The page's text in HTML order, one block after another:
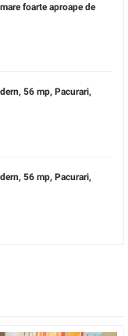
foarte aproape de
56 mp, Pacurari,
56 mp, Pacurari,